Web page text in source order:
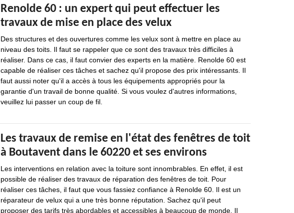
Renolde 60 : un expert qui peut effectuer les
travaux de mise en place des velux
Des structures et des ouvertures comme les velux sont à mettre en place au
niveau des toits. Il faut se rappeler que ce sont des travaux très difficiles à
réaliser. Dans ce cas, il faut convier des experts en la matière. Renolde 60 est
capable de réaliser ces tâches et sachez qu'il propose des prix intéressants. Il
faut aussi noter qu'il a accès à tous les équipements appropriés pour la
garantie d'un travail de bonne qualité. Si vous voulez d'autres informations,
veuillez lui passer un coup de fil.
Les travaux de remise en l'état des fenêtres de toit
à Boutavent dans le 60220 et ses environs
Les interventions en relation avec la toiture sont innombrables. En effet, il est
possible de réaliser des travaux de réparation des fenêtres de toit. Pour
réaliser ces tâches, il faut que vous fassiez confiance à Renolde 60. Il est un
réparateur de velux qui a une très bonne réputation. Sachez qu'il peut
proposer des tarifs très abordables et accessibles à beaucoup de monde. Il